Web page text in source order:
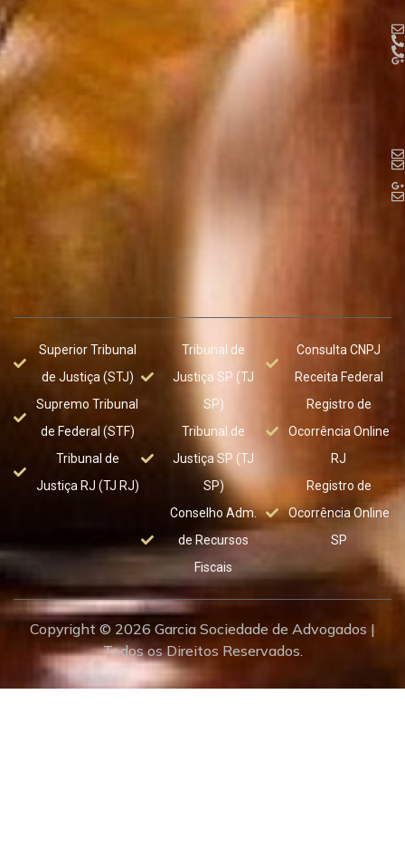
Superior Tribunal
de Justiça (STJ)
Supremo Tribunal
de Federal (STF)
Tribunal de
Justiça RJ (TJ RJ)
Tribunal de
Justiça SP (TJ
SP)
Tribunal de
Justiça SP (TJ
SP)
Conselho Adm.
de Recursos
Fiscais
Consulta CNPJ
Receita Federal
Registro de
Ocorrência Online
RJ
Registro de
Ocorrência Online
SP
Copyright © 2026 Garcia Sociedade de Advogados |
Todos os Direitos Reservados.